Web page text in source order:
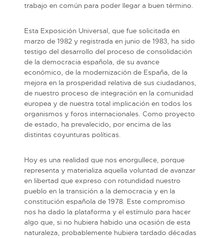
trabajo en común para poder llegar a buen término.
Esta Exposición Universal, que fue solicitada en
marzo de 1982 y registrada en junio de 1983, ha sido
testigo del desarrollo del proceso de consolidación
de la democracia española, de su avance
económico, de la modernización de España, de la
mejora en la prosperidad relativa de sus ciudadanos,
de nuestro proceso de integración en la comunidad
europea y de nuestra total implicación en todos los
organismos y foros internacionales. Como proyecto
de estado, ha prevalecido, por encima de las
distintas coyunturas políticas.
Hoy es una realidad que nos enorgullece, porque
representa y materializa aquella voluntad de avanzar
en libertad que expreso con rotundidad nuestro
pueblo en la transición a la democracia y en la
constitución española de 1978. Este compromiso
nos ha dado la plataforma y el estímulo para hacer
algo que, si no hubiera habido una ocasión de esta
naturaleza, probablemente hubiera tardado décadas